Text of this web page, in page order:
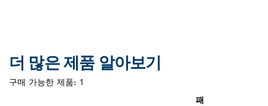
더 많은 제품 알아보기
구매 가능한 제품: 1
패